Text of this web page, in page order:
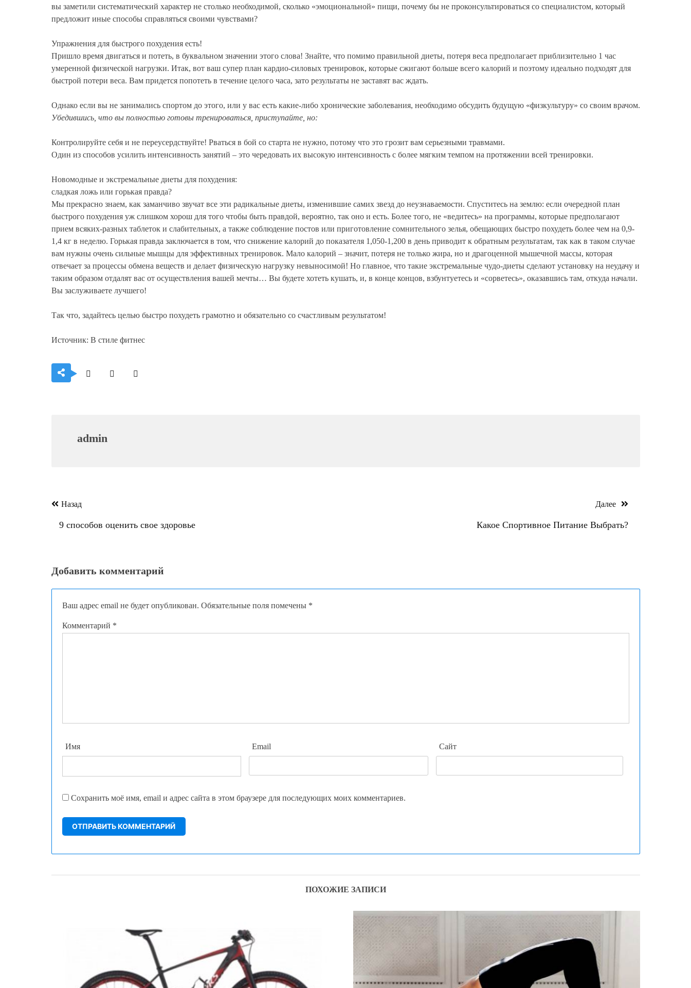
вы заметили систематический характер не столько необходимой, сколько «эмоциональной» пищи, почему бы не проконсультироваться со специалистом, который
предложит иные способы справляться своими чувствами?
Упражнения для быстрого похудения есть!
Пришло время двигаться и потеть, в буквальном значении этого слова! Знайте, что помимо правильной диеты, потеря веса предполагает приблизительно 1 час
умеренной физической нагрузки. Итак, вот ваш супер план кардио-силовых тренировок, которые сжигают больше всего калорий и поэтому идеально подходят для
быстрой потери веса. Вам придется попотеть в течение целого часа, зато результаты не заставят вас ждать.
Однако если вы не занимались спортом до этого, или у вас есть какие-либо хронические заболевания, необходимо обсудить будущую «физкультуру» со своим врачом.
Убедившись, что вы полностью готовы тренироваться, приступайте, но:
Контролируйте себя и не переусердствуйте! Рваться в бой со старта не нужно, потому что это грозит вам серьезными травмами.
Один из способов усилить интенсивность занятий – это чередовать их высокую интенсивность с более мягким темпом на протяжении всей тренировки.
Новомодные и экстремальные диеты для похудения:
сладкая ложь или горькая правда?
Мы прекрасно знаем, как заманчиво звучат все эти радикальные диеты, изменившие самих звезд до неузнаваемости. Спуститесь на землю: если очередной план
быстрого похудения уж слишком хорош для того чтобы быть правдой, вероятно, так оно и есть. Более того, не «ведитесь» на программы, которые предполагают
прием всяких-разных таблеток и слабительных, а также соблюдение постов или приготовление сомнительного зелья, обещающих быстро похудеть более чем на 0,9-
1,4 кг в неделю. Горькая правда заключается в том, что снижение калорий до показателя 1,050-1,200 в день приводит к обратным результатам, так как в таком случае
вам нужны очень сильные мышцы для эффективных тренировок. Мало калорий – значит, потеря не только жира, но и драгоценной мышечной массы, которая
отвечает за процессы обмена веществ и делает физическую нагрузку невыносимой! Но главное, что такие экстремальные чудо-диеты сделают установку на неудачу и
таким образом отдалят вас от осуществления вашей мечты… Вы будете хотеть кушать, и, в конце концов, взбунтуетесь и «сорветесь», оказавшись там, откуда начали.
Вы заслуживаете лучшего!
Так что, задайтесь целью быстро похудеть грамотно и обязательно со счастливым результатом!
Источник: В стиле фитнес
admin
Навигация
записям
Назад
9 способов оценить свое здоровье
Далее
Какое Спортивное Питание Выбрать?
Добавить комментарий
Ваш адрес email не будет опубликован. Обязательные поля помечены *
Комментарий *
Имя Email Сайт
Сохранить моё имя, email и адрес сайта в этом браузере для последующих моих комментариев.
ПОХОЖИЕ ЗАПИСИ